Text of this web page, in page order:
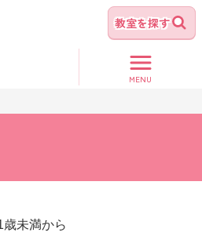
教室を探す
MENU
未満から